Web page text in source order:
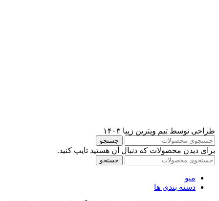
طراحی توسط تیم ویترین زیبا ۱۴۰۳
جستجو
برای دیدن محصولات که دنبال آن هستید تایپ کنید.
جستجو
منو
دسته بندی ها